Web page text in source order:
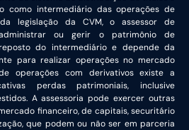
como intermediário das operações de
legislação da CVM, o assessor de
ou gerir o patrimônio de
do intermediário e depende da
para realizar operações no mercado
operações com derivativos existe a
perdas patrimoniais, inclusive
A assessoria pode exercer outras
financeiro, de capitais, securitário
que podem ou não ser em parceria